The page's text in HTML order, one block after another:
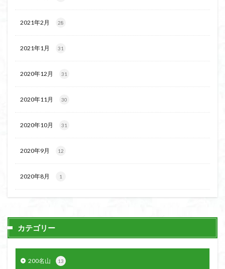
2021年2月 28
2021年1月 31
2020年12月 31
2020年11月 30
2020年10月 31
2020年9月 12
2020年8月 1
カテゴリー
200名山 13